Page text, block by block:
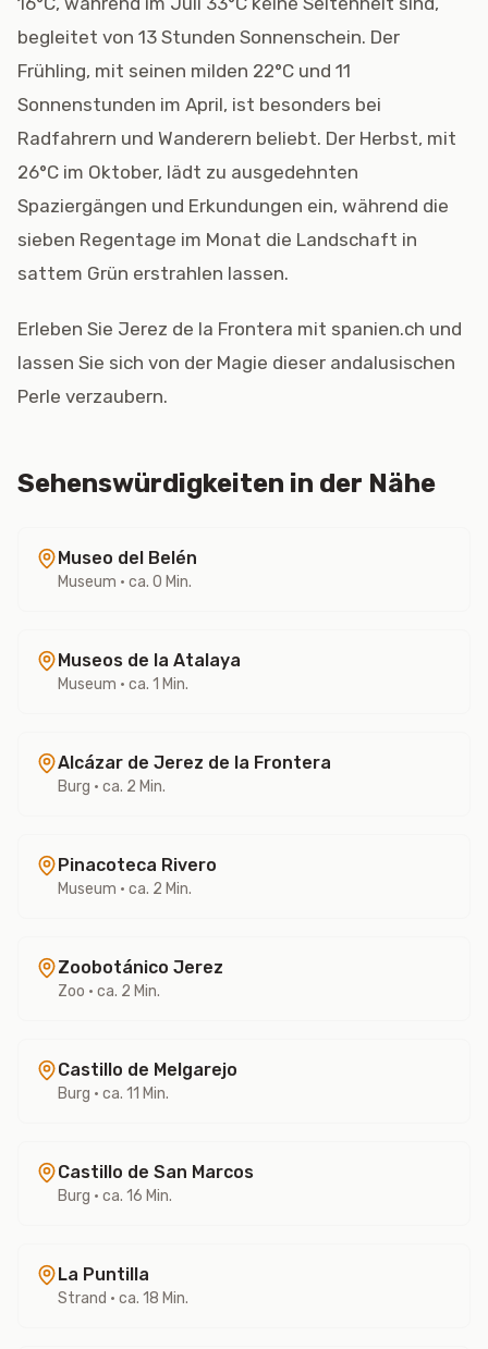
begleitet von 13 Stunden Sonnenschein. Der
Frühling, mit seinen milden 22°C und 11
Sonnenstunden im April, ist besonders bei
Radfahrern und Wanderern beliebt. Der Herbst, mit
26°C im Oktober, lädt zu ausgedehnten
Spaziergängen und Erkundungen ein, während die
sieben Regentage im Monat die Landschaft in
sattem Grün erstrahlen lassen.
Erleben Sie Jerez de la Frontera mit spanien.ch und
lassen Sie sich von der Magie dieser andalusischen
Perle verzaubern.
Sehenswürdigkeiten in der Nähe
Museo del Belén
Museum • ca. 0 Min.
Museos de la Atalaya
Museum • ca. 1 Min.
Alcázar de Jerez de la Frontera
Burg • ca. 2 Min.
Pinacoteca Rivero
Museum • ca. 2 Min.
Zoobotánico Jerez
Zoo • ca. 2 Min.
Castillo de Melgarejo
Burg • ca. 11 Min.
Castillo de San Marcos
Burg • ca. 16 Min.
La Puntilla
Strand • ca. 18 Min.